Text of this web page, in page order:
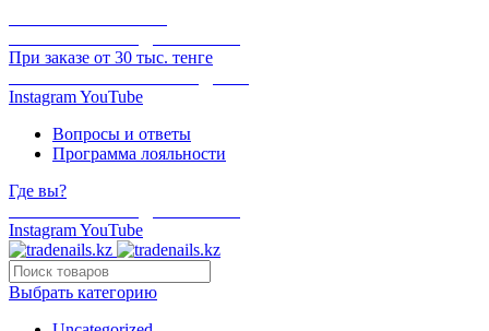
При заказе от 30 тыс. тенге
InstagramYouTube
Вопросы и ответы
Программа лояльности
Где вы?
InstagramYouTube
Выбрать категорию